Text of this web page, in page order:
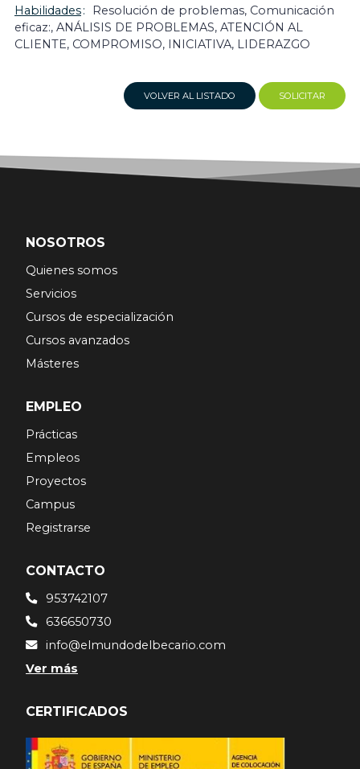
Habilidades
Resolución de problemas, Comunicación
eficaz:, ANÁLISIS DE PROBLEMAS, ATENCIÓN AL
CLIENTE, COMPROMISO, INICIATIVA, LIDERAZGO
VOLVER AL LISTADO SOLICITAR
NOSOTROS
Quienes somos
Servicios
Cursos de especialización
Cursos avanzados
Másteres
EMPLEO
Prácticas
Empleos
Proyectos
Campus
Registrarse
CONTACTO
953742107
636650730
info@elmundodelbecario.com
Ver más
CERTIFICADOS